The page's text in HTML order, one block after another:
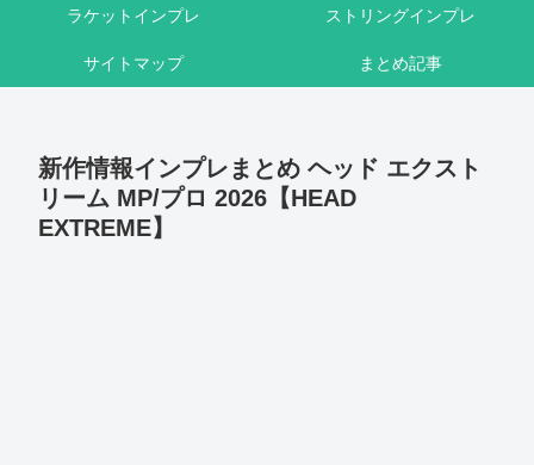
ラケットインプレ ストリングインプレ
サイトマップ まとめ記事
新作情報インプレまとめ ヘッド エクスト
リーム MP/プロ 2026【HEAD
EXTREME】